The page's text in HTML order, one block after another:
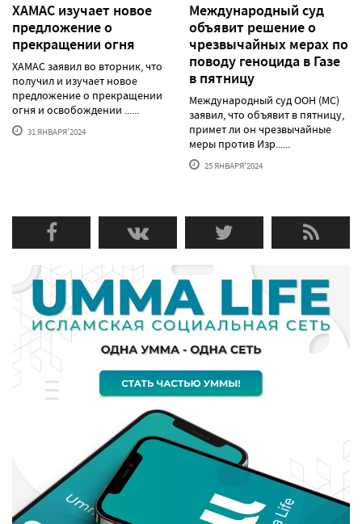
ХАМАС изучает новое
предложение о
прекращении огня
ХАМАС заявил во вторник, что
получил и изучает новое
предложение о прекращении
огня и освобождении ......
31 ЯНВАРЯ'2024
Международный суд
объявит решение о
чрезвычайных мерах по
поводу геноцида в Газе
в пятницу
Международный суд ООН (МС)
заявил, что объявит в пятницу,
примет ли он чрезвычайные
меры против Изр......
25 ЯНВАРЯ'2024